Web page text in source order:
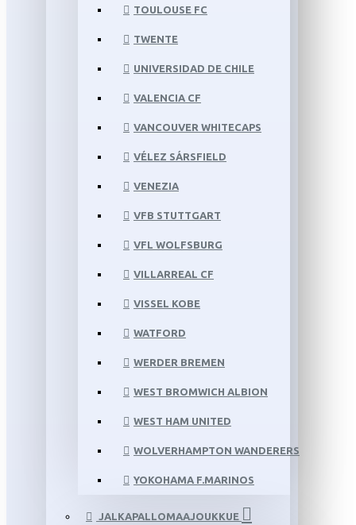
TOULOUSE FC
TWENTE
UNIVERSIDAD DE CHILE
VALENCIA CF
VANCOUVER WHITECAPS
VÉLEZ SÁRSFIELD
VENEZIA
VFB STUTTGART
VFL WOLFSBURG
VILLARREAL CF
VISSEL KOBE
WATFORD
WERDER BREMEN
WEST BROMWICH ALBION
WEST HAM UNITED
WOLVERHAMPTON WANDERERS
YOKOHAMA F.MARINOS
JALKAPALLOMAAJOUKKUE